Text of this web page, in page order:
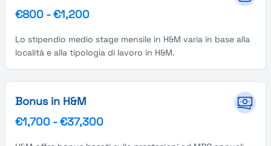
€800 -€1,200
Lo stipendio medio stage mensile in H&M varia in base alla
località e alla tipologia di lavoro in H&M.
Bonus in H&M
€1,700 -€37,300